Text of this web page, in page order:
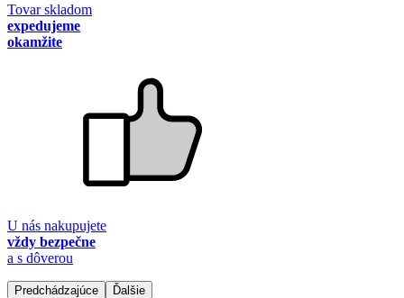
Tovar skladom
expedujeme
okamžite
U nás nakupujete
vždy bezpečne
a s dôverou
Predchádzajúce Ďalšie